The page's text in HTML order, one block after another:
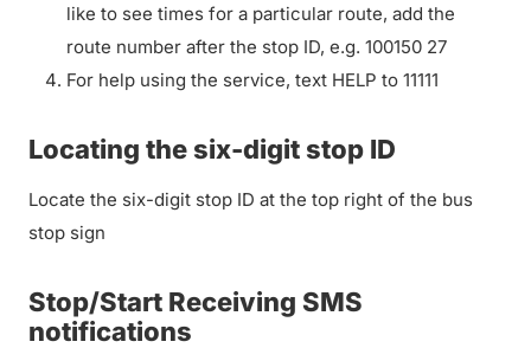
like to see times for a particular route, add the
route number after the stop ID, e.g. 100150 27
For help using the service, text HELP to 11111
Locating the six-digit stop ID
Locate the six-digit stop ID at the top right of the bus
stop sign
Stop/Start Receiving SMS
notifications